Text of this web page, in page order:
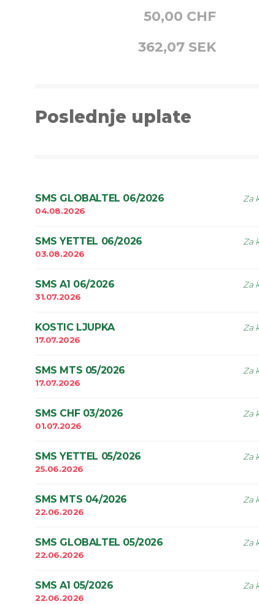
50,00 CHF
362,07 SEK
Poslednje uplate
SMS GLOBALTEL 06/2026
04.08.2026
Za
SMS YETTEL 06/2026
03.08.2026
Za
SMS A1 06/2026
31.07.2026
Za
KOSTIC LJUPKA
17.07.2026
Za
SMS MTS 05/2026
17.07.2026
Za
SMS CHF 03/2026
01.07.2026
Za
SMS YETTEL 05/2026
25.06.2026
Za
SMS MTS 04/2026
22.06.2026
Za
SMS GLOBALTEL 05/2026
22.06.2026
Za
SMS A1 05/2026
22.06.2026
Za